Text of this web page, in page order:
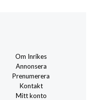
Om Inrikes
Annonsera
Prenumerera
Kontakt
Mitt konto